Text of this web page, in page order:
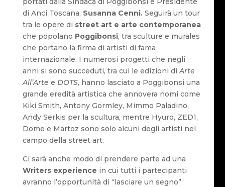
di Anci Toscana, Susanna Cenni.Seguirà un tour
tra le opere di street art e arte contemporanea
che popolano Poggibonsi, tra sculture e murales
che portano la firma di artisti di fama
internazionale. I numerosi progetti che negli
anni si sono succeduti, tra cui le edizioni diArte
All’Arte e DOTS, hanno lasciato a Poggibonsi una
grande eredità artistica che annovera nomi come
Kiki Smith, Antony Gormley, Mimmo Paladino,
Andy Serkis per la scultura, mentre Hyuro, ZED1,
Dome e Martoz sono solo alcuni degli artisti nel
campo della street art.
Ci sarà anche modo di prendere parte ad una
Writers experience in cui tutti i partecipanti
avranno l’opportunità di “lasciare un segno”